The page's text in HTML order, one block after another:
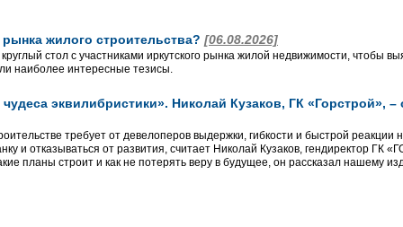
жилого строительства? [06.08.2026]
стол с участниками иркутского рынка жилой недвижимости, чтобы
наиболее интересные тезисы.
эквилибристики». Николай Кузаков, ГК «Горстрой»,
требует от девелоперов выдержки, гибкости и быстрой
и отказываться от развития, считает Николай Кузаков, гендиректор ГК
планы строит и как не потерять веру в будущее, он рассказал нашему